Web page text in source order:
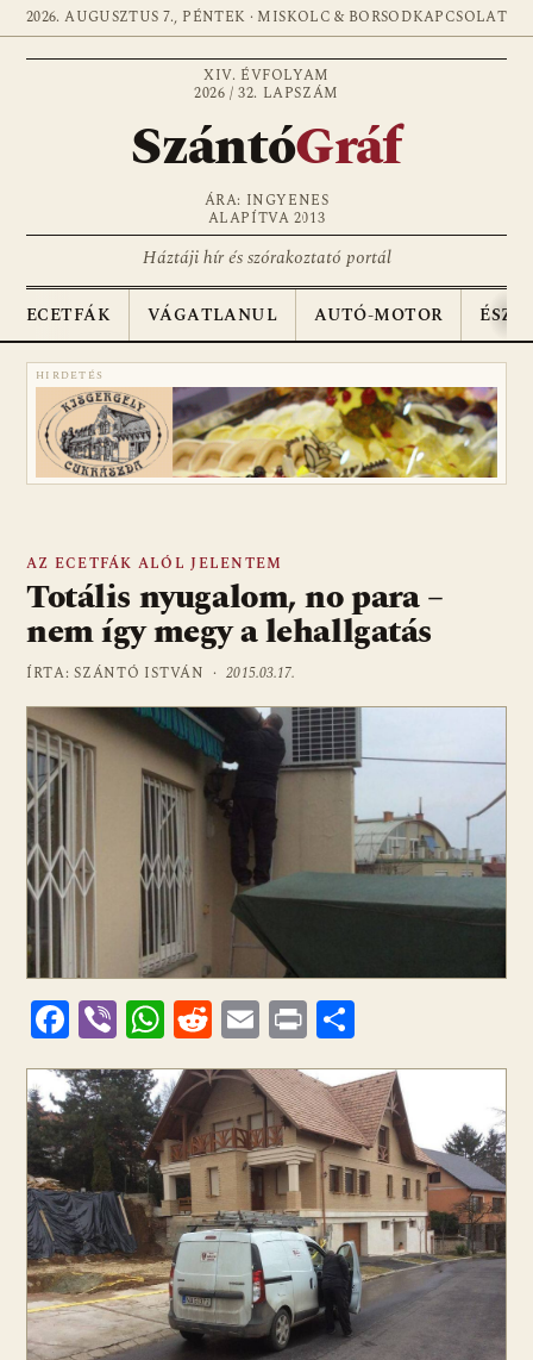
2026. AUGUSZTUS 7., PÉNTEK · MISKOLC & BORSODKAPCSOLAT
XIV. ÉVFOLYAM
2026 / 32. LAPSZÁM
SzántóGráf
ÁRA: INGYENES
ALAPÍTVA 2013
Háztáji hír és szórakoztató portál
ECETFÁK VÁGATLANUL AUTÓ-MOTOR
HIRDETÉS
AZ ECETFÁK ALÓL JELENTEM
Totális nyugalom, no para –
nem így megy a lehallgatás
ÍRTA: SZÁNTÓ ISTVÁN ·2015.03.17.
F
ac
e
b
o
o
k
Vi
b
er
W
h
at
s
A
p
p
R
e
d
di
t
E
m
ai
l
Pr
in
t
ss
za
m
e
g